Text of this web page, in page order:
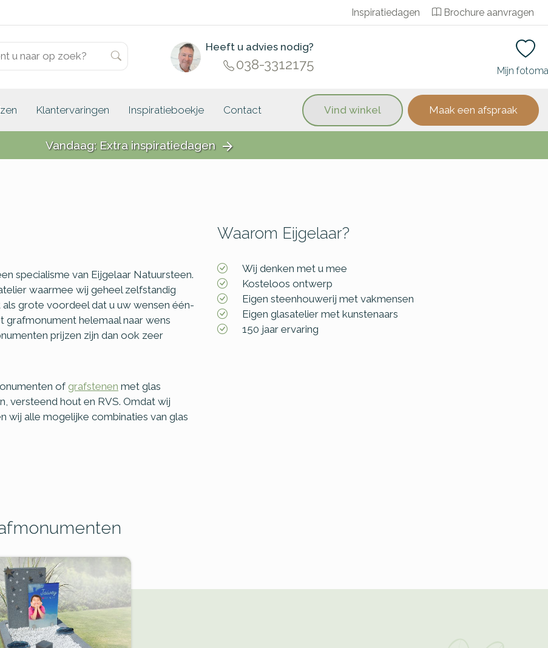
Inspiratiedagen Brochure aanvragen
Heeft u advies nodig?
038-3312175 Mijn
Klantervaringen Inspiratieboekje Contact Vind winkel Maak een afspraak
Vandaag: Extra inspiratiedagen arrow_forward
specialisme van Eijgelaar Natuursteen.
waarmee wij geheel zelfstandig
grote voordeel dat u uw wensen één-
helemaal naar wens
prijzen zijn dan ook zeer
of grafstenen met glas
versteend hout en RVS. Omdat wij
wij alle mogelijke combinaties van glas
Waarom Eijgelaar?
Wij denken met u mee
Kosteloos ontwerp
Eigen steenhouwerij met vakmensen
Eigen glasatelier met kunstenaars
150 jaar ervaring